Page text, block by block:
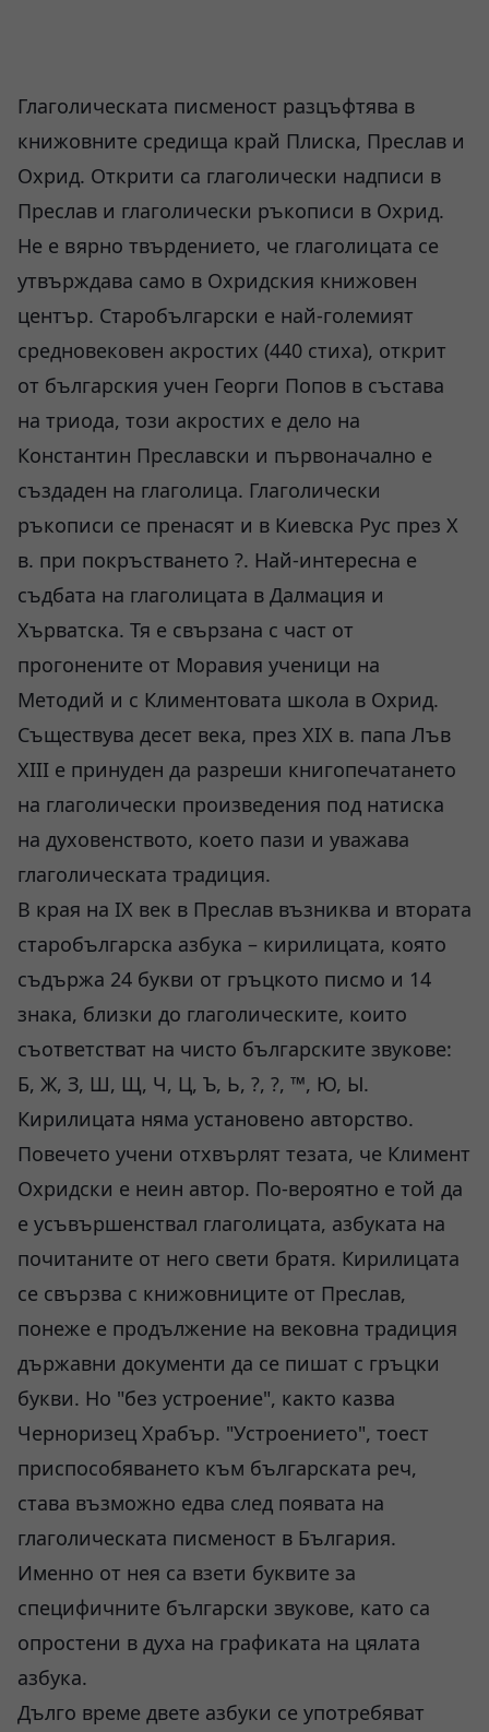
Глаголическата писменост разцъфтява в
книжовните средища край Плиска, Преслав и
Охрид. Открити са глаголически надписи в
Преслав и глаголически ръкописи в Охрид.
Не е вярно твърдението, че глаголицата се
утвърждава само в Охридския книжовен
център. Старобългарски е най-големият
средновековен акростих (440 стиха), открит
от българския учен Георги Попов в състава
на триода, този акростих е дело на
Константин Преславски и първоначално е
създаден на глаголица. Глаголически
ръкописи се пренасят и в Киевска Рус през Х
в. при покръстването ?. Най-интересна е
съдбата на глаголицата в Далмация и
Хърватска. Тя е свързана с част от
прогонените от Моравия ученици на
Методий и с Климентовата школа в Охрид.
Съществува десет века, през ХIХ в. папа Лъв
ХIII е принуден да разреши книгопечатането
на глаголически произведения под натиска
на духовенството, което пази и уважава
глаголическата традиция.
В края на ІХ век в Преслав възниква и втората
старобългарска азбука – кирилицата, която
съдържа 24 букви от гръцкото писмо и 14
знака, близки до глаголическите, които
съответстват на чисто българските звукове:
Б, Ж, З, Ш, Щ, Ч, Ц, Ъ, Ь, ?, ?, ™, Ю, Ы.
Кирилицата няма установено авторство.
Повечето учени отхвърлят тезата, че Климент
Охридски е неин автор. По-вероятно е той да
е усъвършенствал глаголицата, азбуката на
почитаните от него свети братя. Кирилицата
се свързва с книжовниците от Преслав,
понеже е продължение на вековна традиция
държавни документи да се пишат с гръцки
букви. Но "без устроение", както казва
Черноризец Храбър. "Устроението", тоест
приспособяването към българската реч,
става възможно едва след появата на
глаголическата писменост в България.
Именно от нея са взети буквите за
специфичните български звукове, като са
опростени в духа на графиката на цялата
азбука.
Дълго време двете азбуки се употребяват